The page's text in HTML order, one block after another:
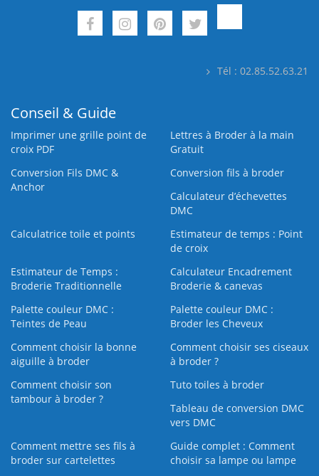
Tél : 02.85.52.63.21
Conseil & Guide
Imprimer une grille point de
croix PDF
Lettres à Broder à la main
Gratuit
Conversion Fils DMC &
Anchor
Conversion fils à broder
Calculateur d’échevettes
DMC
Calculatrice toile et points
Estimateur de temps : Point
de croix
Estimateur de Temps :
Broderie Traditionnelle
Calculateur Encadrement
Broderie & canevas
Palette couleur DMC :
Teintes de Peau
Palette couleur DMC :
Broder les Cheveux
Comment choisir la bonne
aiguille à broder
Comment choisir ses ciseaux
à broder ?
Comment choisir son
tambour à broder ?
Tuto toiles à broder
Tableau de conversion DMC
vers DMC
Comment mettre ses fils à
broder sur cartelettes
Guide complet : Comment
choisir sa lampe ou lampe